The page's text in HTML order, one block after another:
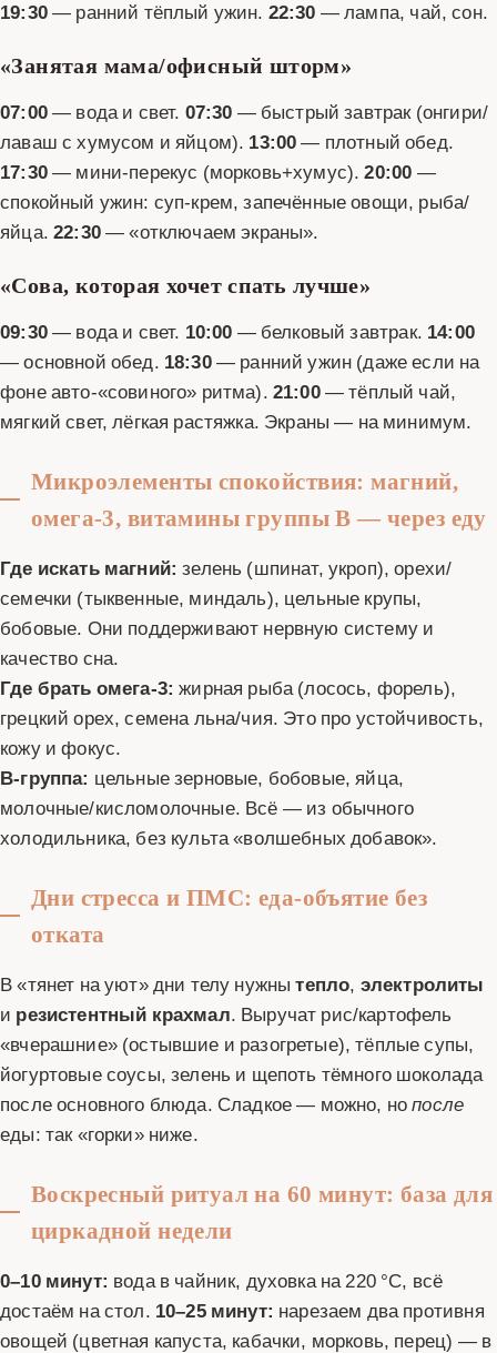
19:30— ранний тёплый ужин. 22:30 — лампа, чай, сон.
«Занятая мама/офисный шторм»
07:00— вода и свет. 07:30 — быстрый завтрак (онгири/
лаваш с хумусом и яйцом). 13:00— плотный обед.
17:30— мини-перекус (морковь+хумус).20:00 —
спокойный ужин: суп-крем, запечённые овощи, рыба/
яйца.22:30— «отключаем экраны».
«Сова, которая хочет спать лучше»
09:30— вода и свет. 10:00 — белковый завтрак. 14:00
— основной обед. 18:30— ранний ужин (даже если на
фоне авто-«совиного» ритма). 21:00— тёплый чай,
мягкий свет, лёгкая растяжка. Экраны — на минимум.
Микроэлементы спокойствия: магний,
омега-3, витамины группы B — через еду
Где искать магний: зелень (шпинат, укроп), орехи/
семечки (тыквенные, миндаль), цельные крупы,
бобовые. Они поддерживают нервную систему и
качество сна.
Где брать омега-3: жирная рыба (лосось, форель),
грецкий орех, семена льна/чия. Это про устойчивость,
кожу и фокус.
B-группа: цельные зерновые, бобовые, яйца,
молочные/кисломолочные. Всё — из обычного
холодильника, без культа «волшебных добавок».
Дни стресса и ПМС: еда-объятие без
отката
В «тянет на уют» дни телу нужнытепло, электролиты
и резистентный крахмал. Выручат рис/картофель
«вчерашние» (остывшие и разогретые), тёплые супы,
йогуртовые соусы, зелень и щепоть тёмного шоколада
после основного блюда. Сладкое — можно, нопосле
еды: так «горки» ниже.
Воскресный ритуал на 60 минут: база для
циркадной недели
0–10 минут: вода в чайник, духовка на 220 °C, всё
достаём на стол. 10–25 минут: нарезаем два противня
овощей (цветная капуста, кабачки, морковь, перец) — в